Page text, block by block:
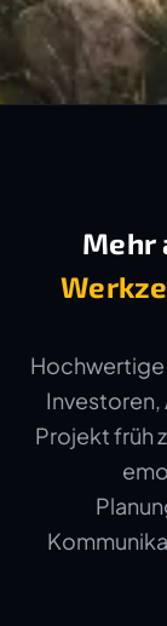
Mehr
Hochwertige
Investoren,
Projekt früh